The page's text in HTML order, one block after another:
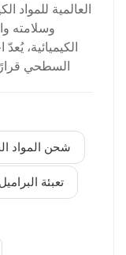
العالمية للمواد
وسلامته
الكيميائية،
السطحي قرارًا
الكيميائية
الكيميائية
بك. النهج
(المصنوعة من
العمود
شحن المواد
تعبئة